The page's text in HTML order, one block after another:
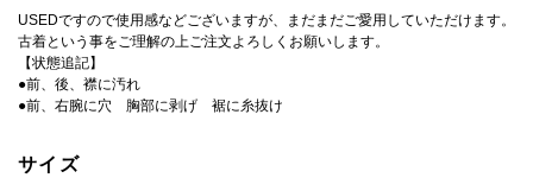
USEDですので使用感などございますが、まだまだご愛用していただけます。
古着という事をご理解の上ご注文よろしくお願いします。
【状態追記】
●前、後、襟に汚れ
●前、右腕に穴 胸部に剥げ 裾に糸抜け
サイズ